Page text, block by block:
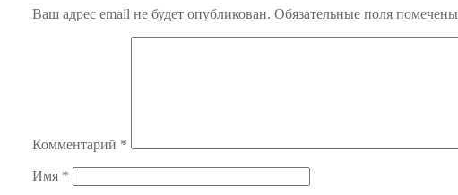
Ваш адрес email не будет опубликован. Обязательные поля помечены
Комментарий *
Имя *